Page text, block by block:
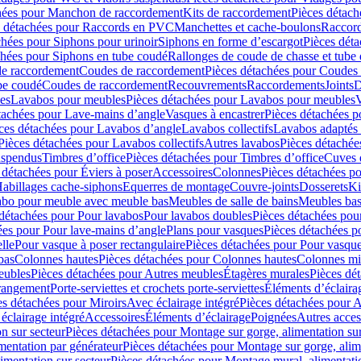
pour Manchon de raccordementKits de raccordementPièces
détachées pour Raccords en PVCManchettes et cache-boulons
pour Siphons pour urinoirSiphons en forme d’escargotPièces
pour Siphons en tube coudéRallonges de coude de chasse et tube
raccordementCoudes de raccordementPièces détachées pour
coudéCoudes de raccordementRecouvrementsRaccordementsJoints
Lavabos pour meublesPièces détachées pour Lavabos pour meubles
pour Lave-mains d’angleVasques à encastrerPièces détachées
détachées pour Lavabos d’angleLavabos collectifsLavabos
détachées pour Lavabos collectifsAutres lavabosPièces
Timbres dʼofficePièces détachées pour Timbres dʼofficeCuves
pour Éviers à poserAccessoiresColonnesPièces détachées
cache-siphonsEquerres de montageCouvre-jointsDosserets
pour meuble avec meuble basMeubles de salle de bainsMeubles
pour Pour lavabosPour lavabos doublesPièces détachées
pour Pour lave-mains d’anglePlans pour vasquesPièces détachées
Pour vasque à poser rectangulairePièces détachées pour Pour
Colonnes hautesPièces détachées pour Colonnes hautesColonnes
Pièces détachées pour Autres meublesÉtagères muralesPièces
Porte-serviettes et crochets porte-serviettesÉléments
détachées pour MiroirsAvec éclairage intégréPièces détachées pour
intégréAccessoiresÉléments d’éclairagePoignéesAutres
sur secteurPièces détachées pour Montage sur gorge, alimentation
par générateurPièces détachées pour Montage sur gorge,